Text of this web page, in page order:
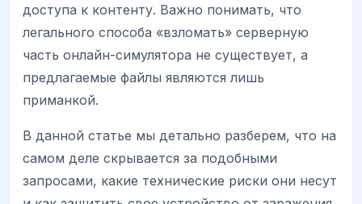
доступа к контенту. Важно понимать, что
легального способа «взломать» серверную
часть онлайн-симулятора не существует, а
предлагаемые файлы являются лишь
приманкой.
В данной статье мы детально разберем, что на
самом деле скрывается за подобными
запросами, какие технические риски они несут